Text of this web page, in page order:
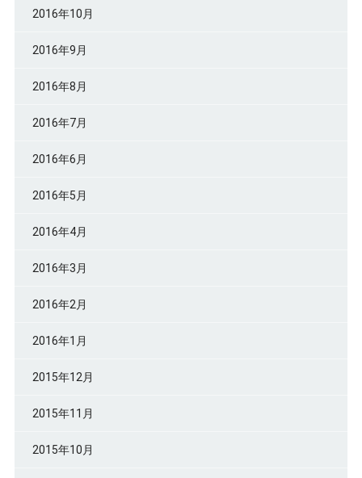
2016年10月
2016年9月
2016年8月
2016年7月
2016年6月
2016年5月
2016年4月
2016年3月
2016年2月
2016年1月
2015年12月
2015年11月
2015年10月